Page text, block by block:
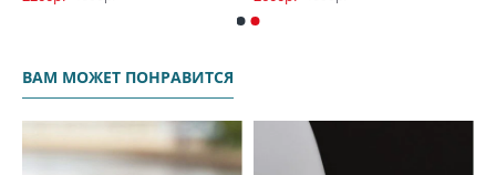
ВАМ МОЖЕТ ПОНРАВИТСЯ